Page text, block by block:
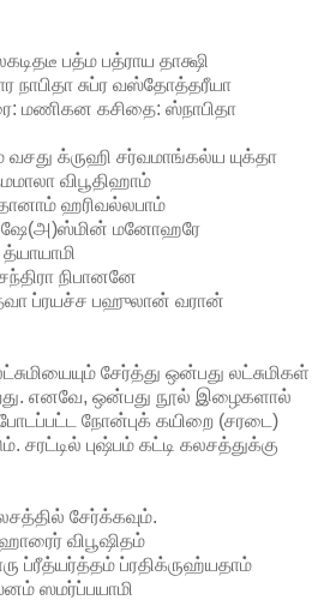
பத்ம பத்ராய தாக்ஷி
நாபிதா சுப்ர வஸ்தோத்தரீயா
மணிகன கசிதை: ஸ்நாபிதா
க்ருஹி சர்வமாங்கல்ய யுக்தா
விபூதிஹாம்
ஹரிவல்லபாம்
மனோஹரே
நிபானனே
ப்ரயச்ச பஹுலான் வரான்
சேர்த்து ஒன்பது லட்சுமிகள்
எனவே, ஒன்பது நூல் இழைகளால்
நோன்புக் கயிறை (சரடை)
புஷ்பம் கட்டி கலசத்துக்கு
சேர்க்கவும்.
விபூஷிதம்
ப்ரீத்யர்த்தம் ப்ரதிக்ருஹ்யதாம்
ஸமர்ப்பயாமி